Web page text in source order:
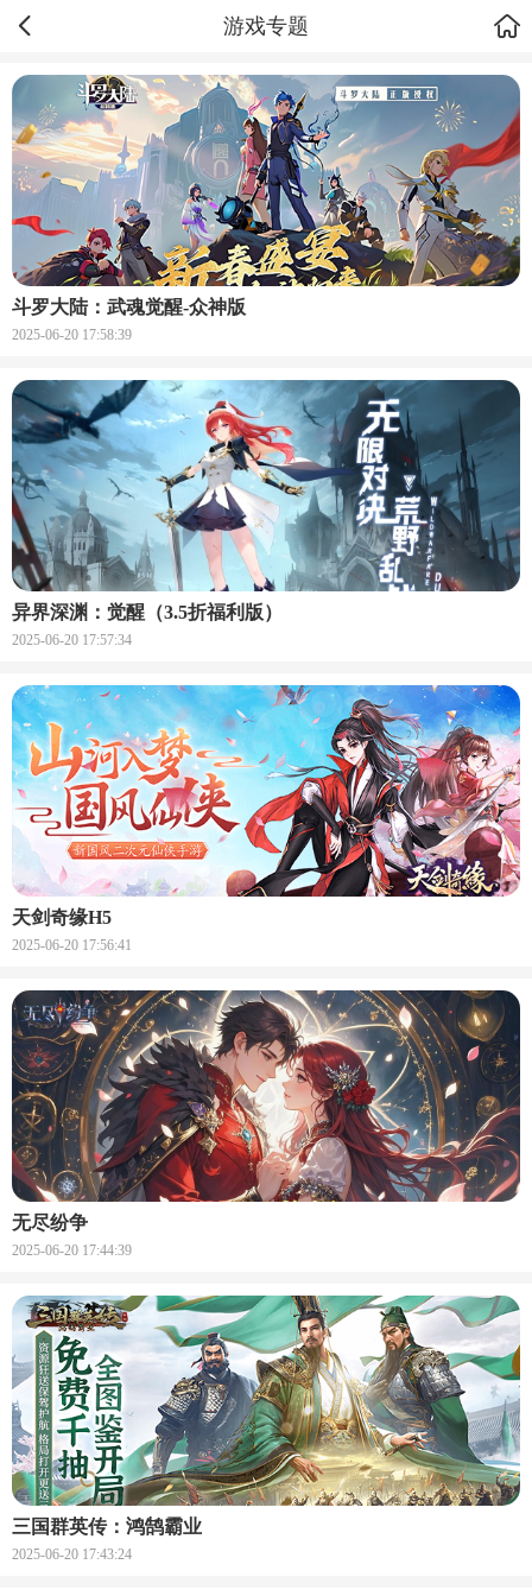
游戏专题
斗罗大陆：武魂觉醒-众神版
2025-06-20 17:58:39
异界深渊：觉醒（3.5折福利版）
2025-06-20 17:57:34
天剑奇缘H5
2025-06-20 17:56:41
无尽纷争
2025-06-20 17:44:39
三国群英传：鸿鹄霸业
2025-06-20 17:43:24